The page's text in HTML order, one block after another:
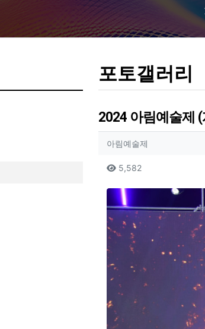
포토갤러리
2024 아림예술제
작성자 정보
아림예술제
컨텐츠 정보
5,582조회
본문